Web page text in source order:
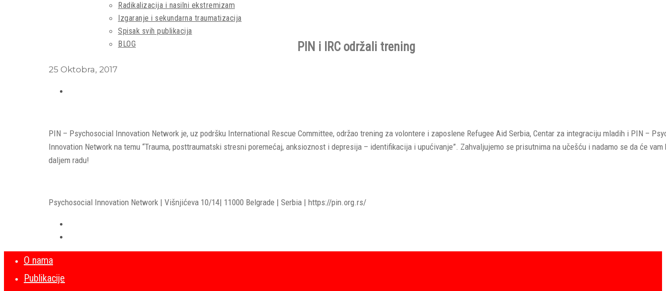
Radikalizacija i nasilni ekstremizam
Izgaranje i sekundarna traumatizacija
Spisak svih publikacija
BLOG
PIN i IRC održali trening
25 Oktobra, 2017
PIN – Psychosocial Innovation Network je, uz podršku International Rescue Committee, održao trening za volontere i zaposlene Refugee Aid Serbia, Centar za integraciju mladih i PIN –
Innovation Network na temu “Trauma, posttraumatski stresni poremećaj, anksioznost i depresija – identifikacija i upućivanje”. Zahvaljujemo se prisutnima na učešću i nadamo se da će
daljem radu!
Psychosocial Innovation Network | Višnjićeva 10/14| 11000 Belgrade | Serbia | https://pin.org.rs/
O nama
Publikacije